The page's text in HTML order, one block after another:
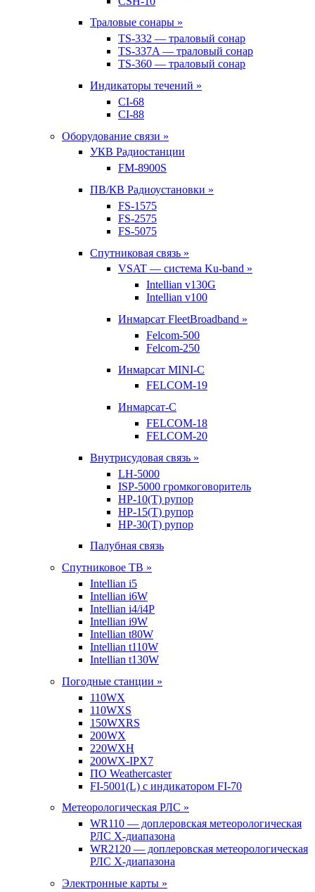
Траловые сонары »
TS-332 — траловый сонар
TS-337A — траловый сонар
TS-360 — траловый сонар
Индикаторы течений »
CI-68
CI-88
Оборудование связи »
УКВ Радиостанции
FM-8900S
ПВ/КВ Радиоустановки »
FS-1575
FS-2575
FS-5075
Спутниковая связь »
VSAT — система Ku-band »
Intellian v130G
Intellian v100
Инмарсат FleetBroadband »
Felcom-500
Felcom-250
Инмарсат MINI-C
FELCOM-19
Инмарсат-С
FELCOM-18
FELCOM-20
Внутрисудовая связь »
LH-5000
ISP-5000 громкоговоритель
HP-10(T) рупор
HP-15(T) рупор
HP-30(T) рупор
Палубная связь
Спутниковое ТВ »
Intellian i5
Intellian i6W
Intellian i4/i4P
Intellian i9W
Intellian t80W
Intellian t110W
Intellian t130W
Погодные станции »
110WX
110WXS
150WXRS
200WX
220WXH
200WX-IPX7
ПО Weathercaster
FI-5001(L) с индикатором FI-70
Метеорологическая РЛС »
WR110 — доплеровская метеорологическая
РЛС X-диапазона
WR2120 — доплеровская метеорологическая
РЛС X-диапазона
Электронные карты »